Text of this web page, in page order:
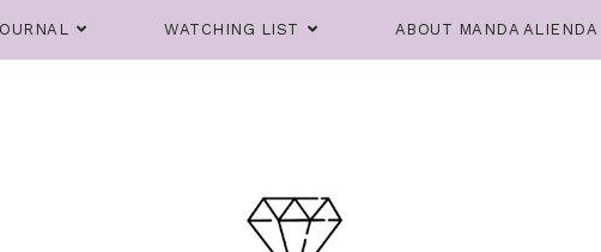
WATCHING LIST ABOUT MANDA ALIENDA